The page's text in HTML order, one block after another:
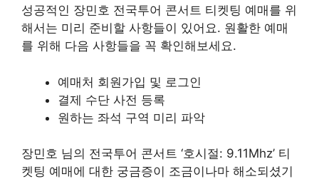
성공적인 장민호 전국투어 콘서트 티켓팅 예매를 위
해서는 미리 준비할 사항들이 있어요. 원활한 예매
를 위해 다음 사항들을 꼭 확인해보세요.
예매처 회원가입 및 로그인
결제 수단 사전 등록
원하는 좌석 구역 미리 파악
장민호 님의 전국투어 콘서트 ‘호시절: 9.11Mhz’ 티
켓팅 예매에 대한 궁금증이 조금이나마 해소되셨기